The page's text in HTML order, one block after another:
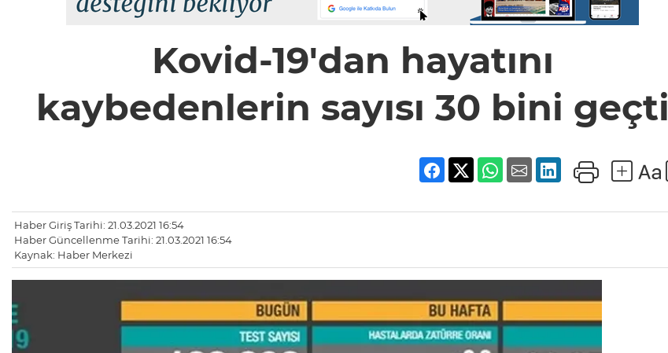
Kovid-19'dan hayatını
kaybedenlerin sayısı 30 bini geçti
Haber Giriş Tarihi: 21.03.2021 16:54
Haber Güncellenme Tarihi: 21.03.2021 16:54
Kaynak: Haber Merkezi